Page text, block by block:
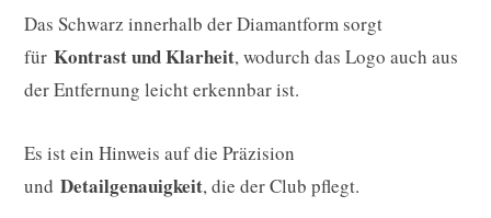
Das Schwarz innerhalb der Diamantform sorgt
für Kontrast und Klarheit, wodurch das Logo auch aus
der Entfernung leicht erkennbar ist.
Es ist ein Hinweis auf die Präzision
und Detailgenauigkeit, die der Club pflegt.